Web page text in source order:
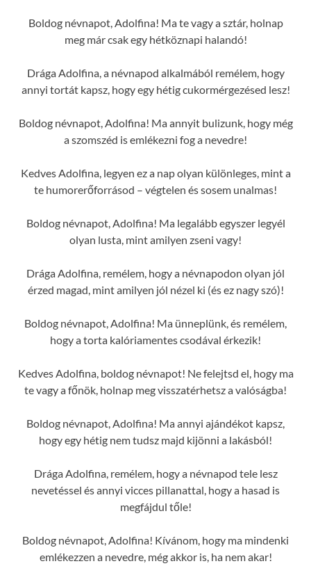
Boldog névnapot, Adolfina! Ma te vagy a sztár, holnap
meg már csak egy hétköznapi halandó!
Drága Adolfina, a névnapod alkalmából remélem, hogy
annyi tortát kapsz, hogy egy hétig cukormérgezésed lesz!
Boldog névnapot, Adolfina! Ma annyit bulizunk, hogy még
a szomszéd is emlékezni fog a nevedre!
Kedves Adolfina, legyen ez a nap olyan különleges, mint a
te humorerőforrásod – végtelen és sosem unalmas!
Boldog névnapot, Adolfina! Ma legalább egyszer legyél
olyan lusta, mint amilyen zseni vagy!
Drága Adolfina, remélem, hogy a névnapodon olyan jól
érzed magad, mint amilyen jól nézel ki (és ez nagy szó)!
Boldog névnapot, Adolfina! Ma ünneplünk, és remélem,
hogy a torta kalóriamentes csodával érkezik!
Kedves Adolfina, boldog névnapot! Ne felejtsd el, hogy ma
te vagy a főnök, holnap meg visszatérhetsz a valóságba!
Boldog névnapot, Adolfina! Ma annyi ajándékot kapsz,
hogy egy hétig nem tudsz majd kijönni a lakásból!
Drága Adolfina, remélem, hogy a névnapod tele lesz
nevetéssel és annyi vicces pillanattal, hogy a hasad is
megfájdul tőle!
Boldog névnapot, Adolfina! Kívánom, hogy ma mindenki
emlékezzen a nevedre, még akkor is, ha nem akar!